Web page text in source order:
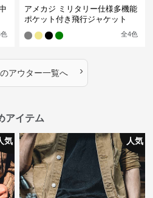
色
アメカジ ミリタリー仕様多機能
ポケット付き飛行ジャケット
全4色
のアウター一覧へ ›
アイテム
気 人気